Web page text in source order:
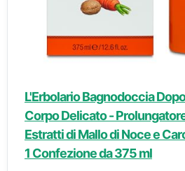
L'Erbolario Bagnodoccia
Corpo Delicato -
Estratti di Mallo di Noce e
1 Confezione da 375 ml